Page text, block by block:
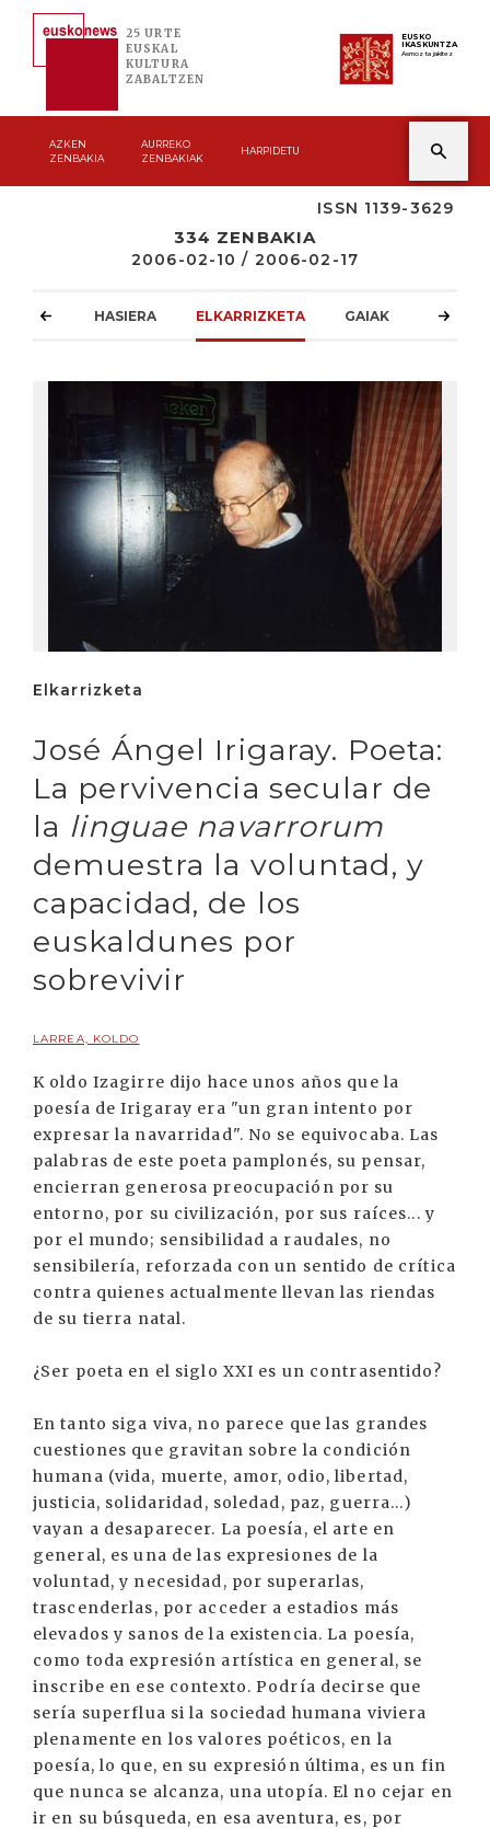
25 URTE
EUSKAL
KULTURA
ZABALTZEN
EUSKO
IKASKUNTZA
Asmoz ta jakitez
AZKEN
ZENBAKIA
AURREKO
ZENBAKIAK
HARPIDETU
ISSN 1139-3629
334 ZENBAKIA
2006-02-10 / 2006-02-17
HASIERA ELKARRIZKETA GAIAK
Elkarrizketa
José Ángel Irigaray. Poeta:
La pervivencia secular de
la linguae navarrorum
demuestra la voluntad, y
capacidad, de los
euskaldunes por
sobrevivir
LARREA, KOLDO
K oldo Izagirre dijo hace unos años que la
poesía de Irigaray era "un gran intento por
expresar la navarridad". No se equivocaba. Las
palabras de este poeta pamplonés, su pensar,
encierran generosa preocupación por su
entorno, por su civilización, por sus raíces... y
por el mundo; sensibilidad a raudales, no
sensibilería, reforzada con un sentido de crítica
contra quienes actualmente llevan las riendas
de su tierra natal.
¿Ser poeta en el siglo XXI es un contrasentido?
En tanto siga viva, no parece que las grandes
cuestiones que gravitan sobre la condición
humana (vida, muerte, amor, odio, libertad,
justicia, solidaridad, soledad, paz, guerra...)
vayan a desaparecer. La poesía, el arte en
general, es una de las expresiones de la
voluntad, y necesidad, por superarlas,
trascenderlas, por acceder a estadios más
elevados y sanos de la existencia. La poesía,
como toda expresión artística en general, se
inscribe en ese contexto. Podría decirse que
sería superflua si la sociedad humana viviera
plenamente en los valores poéticos, en la
poesía, lo que, en su expresión última, es un fin
que nunca se alcanza, una utopía. El no cejar en
ir en su búsqueda, en esa aventura, es, por